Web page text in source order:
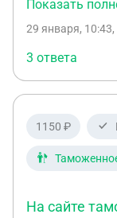
получение
через 2.5
ускорить
за месяц?
Показать
29 января, 10:43
3 ответа
1150 ₽
На сайте